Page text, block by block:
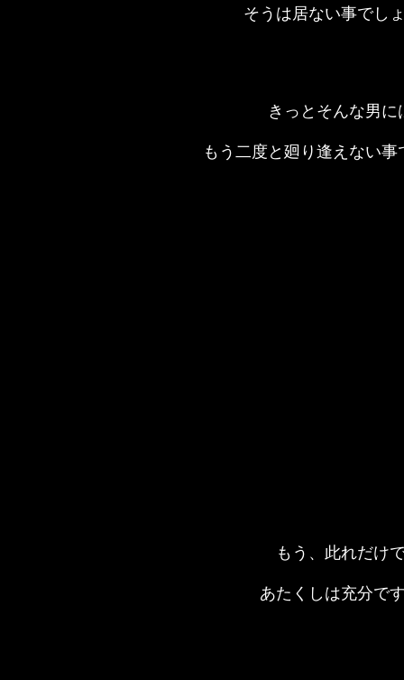
そうは居ない事でし
きっとそんな男に
もう二度と廻り逢えない事
もう、此れだけ
あたくしは充分で